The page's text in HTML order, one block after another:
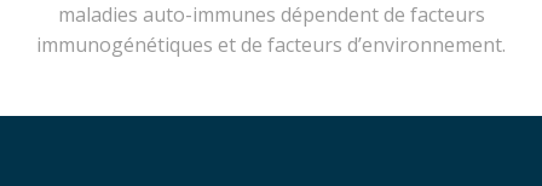
maladies auto-immunes dépendent de facteurs
immunogénétiques et de facteurs d’environnement.